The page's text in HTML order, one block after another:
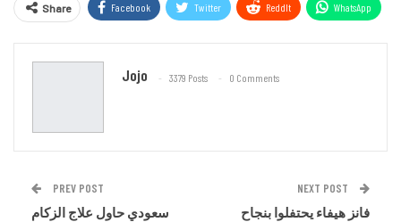
Share Facebook Twitter ReddIt WhatsApp
Jojo 3379 Posts 0 Comments
PREV POST
سعودي حاول علاج الزكام
NEXT POST
فانز هيفاء يحتفلوا بنجاح